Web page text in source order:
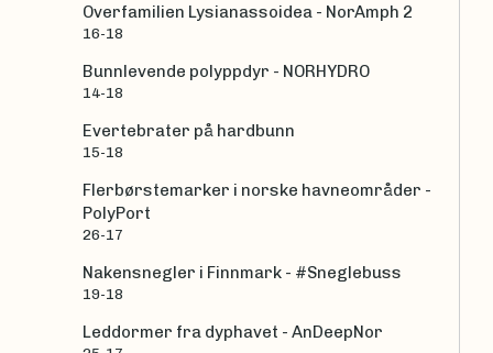
Overfamilien Lysianassoidea - NorAmph 2
16-18
Bunnlevende polyppdyr - NORHYDRO
14-18
Evertebrater på hardbunn
15-18
Flerbørstemarker i norske havneområder -
PolyPort
26-17
Nakensnegler i Finnmark - #Sneglebuss
19-18
Leddormer fra dyphavet - AnDeepNor